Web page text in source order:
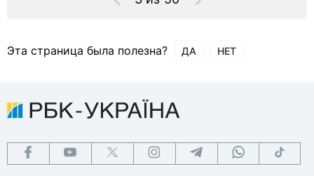
Эта страница была полезна? ДА НЕТ